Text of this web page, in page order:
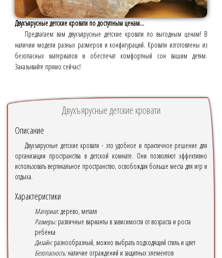
Двухъярусные детские кровати по доступным ценам...
Предлагаем вам двухъярусные детские кровати по выгодным ценам! В
наличии модели разных размеров и конфигураций. Кровати изготовлены из
безопасных материалов и обеспечат комфортный сон вашим детям.
Заказывайте прямо сейчас!
Двухъярусные детские кровати
Описание
Двухъярусные детские кровати - это удобное и практичное решение для
организации пространства в детской комнате. Они позволяют эффективно
использовать вертикальное пространство, освобождая больше места для игр и
отдыха.
Характеристики
Материал:дерево, металл
Размеры:различные варианты в зависимости от возраста и роста
ребёнка
Дизайн:разнообразный, можно выбрать подходящий стиль и цвет
Безопасность:наличие ограждений и защитных элементов